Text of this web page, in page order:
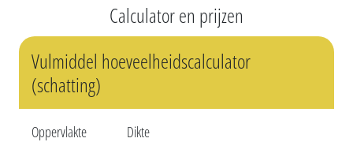
Calculator en prijzen
Vulmiddel hoeveelheidscalculator
(schatting)
Oppervlakte Dikte